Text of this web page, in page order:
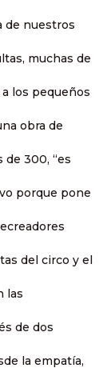
de nuestros
muchas de
los pequeños
obra de
de 300, “es
porque pone
del circo y el
las
de dos
la empatía,